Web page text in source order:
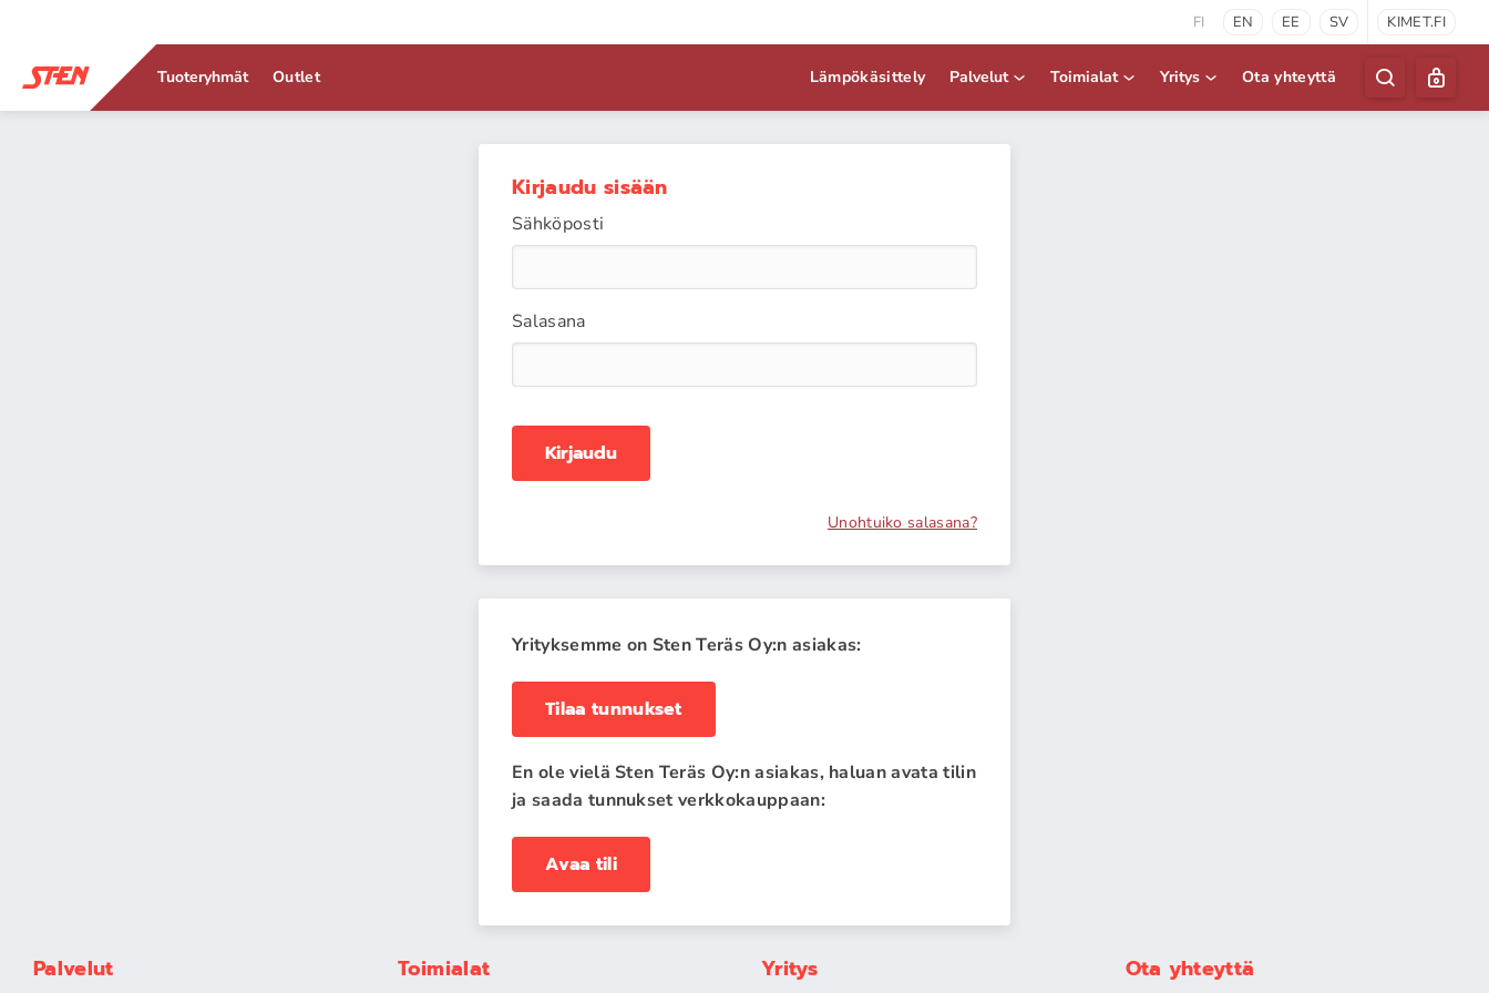
FI EN EE SV KIMET.FI
Tuoteryhmät Outlet Lämpökäsittely Palvelut Toimialat Yritys Ota yhteyttä
Kirjaudu sisään
Sähköposti
Salasana
Kirjaudu
Unohtuiko salasana?
Yrityksemme on Sten Teräs Oy:n asiakas:
Tilaa tunnukset
En ole vielä Sten Teräs Oy:n asiakas, haluan avata tilin
ja saada tunnukset verkkokauppaan:
Avaa tili
Palvelut Toimialat Yritys Ota yhteyttä